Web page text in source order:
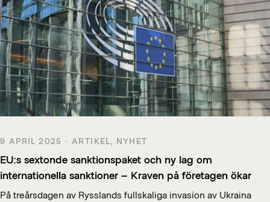
9 APRIL 2025 · ARTIKEL, NYHET
EU:s sextonde sanktionspaket och ny lag om
internationella sanktioner – Kraven på företagen ökar
På treårsdagen av Rysslands fullskaliga invasion av Ukraina